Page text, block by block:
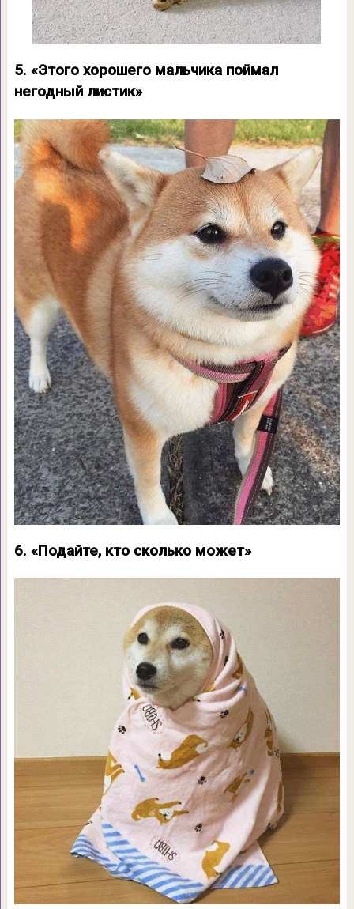
5. «Этого хорошего мальчика поймал
негодный листик»
6. «Подайте, кто сколько может»